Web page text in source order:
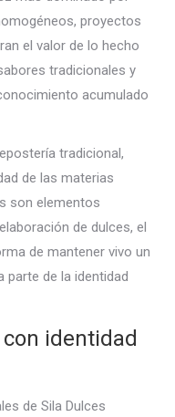
proyectos
el valor de lo hecho
tradicionales y
acumulado
tradicional,
de las materias
son elementos
de dulces, el
de mantener vivo un
de la identidad
identidad
de Sila Dulces